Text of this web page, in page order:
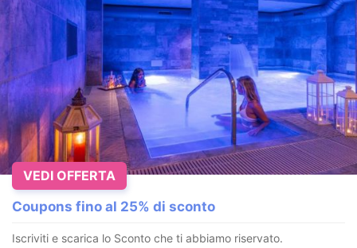
Coupons fino al 25% di sconto
Iscriviti e scarica lo Sconto che ti abbiamo riservato.
VEDI OFFERTA